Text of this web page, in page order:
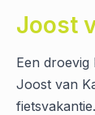
Een
Joost van